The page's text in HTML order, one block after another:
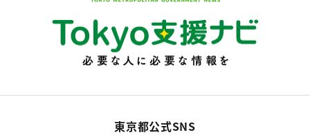
東京都公式SNS